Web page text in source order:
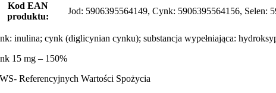
Kod EAN
produktu:
Jod: 5906395564149, Cynk: 5906395564156, Selen:
inulina; cynk (diglicynian cynku); substancja wypełniająca:
15 mg – 150%
Referencyjnych Wartości Spożycia